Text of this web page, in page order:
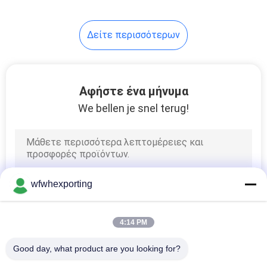
Φόρμα
Θερμομονωτικό
υλικό
Δείτε περισσότερων
Αφήστε ένα μήνυμα
We bellen je snel terug!
wfwhexporting
4:14 PM
Good day, what product are you looking for?